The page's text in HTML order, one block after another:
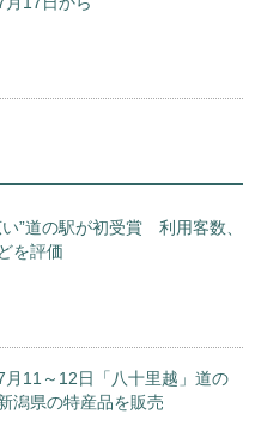
”道の駅が初受賞 利用客数、
を評価
月11～12日「八十里越」道の
潟県の特産品を販売